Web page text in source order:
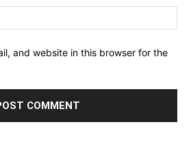
and website in this browser for the